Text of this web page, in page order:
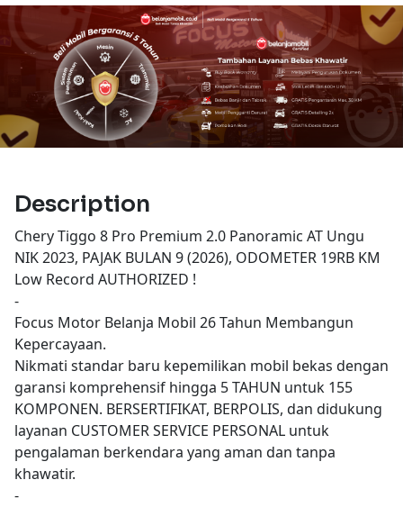
Description
Chery Tiggo 8 Pro Premium 2.0 Panoramic AT Ungu
NIK 2023, PAJAK BULAN 9 (2026), ODOMETER 19RB KM
Low Record AUTHORIZED !
-
Focus Motor Belanja Mobil 26 Tahun Membangun
Kepercayaan.
Nikmati standar baru kepemilikan mobil bekas dengan
garansi komprehensif hingga 5 TAHUN untuk 155
KOMPONEN. BERSERTIFIKAT, BERPOLIS, dan didukung
layanan CUSTOMER SERVICE PERSONAL untuk
pengalaman berkendara yang aman dan tanpa
khawatir.
-